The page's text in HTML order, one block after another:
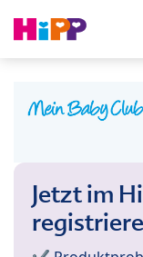
Jetzt im